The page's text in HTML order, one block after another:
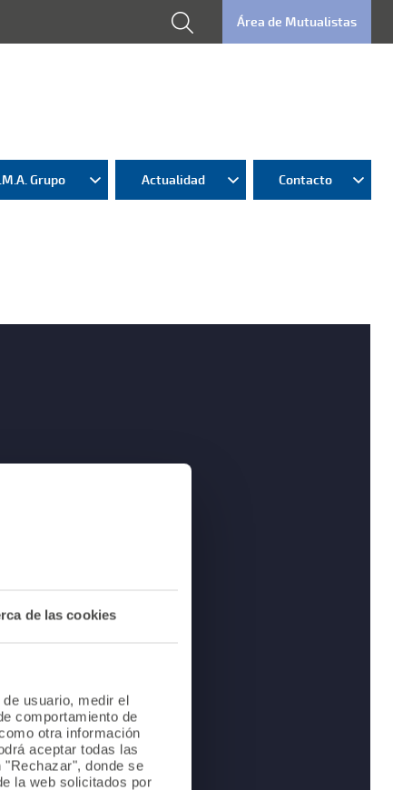
de las cookies
usuario, medir el
comportamiento de
otra información
aceptar todas las
"Rechazar", donde se
la web solicitados por
Área de Mutualistas
Grupo Actualidad Contacto